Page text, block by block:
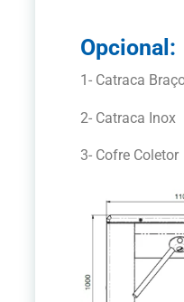
Opcional:
1- Catraca
2- Catraca Inox
3- Cofre Coletor